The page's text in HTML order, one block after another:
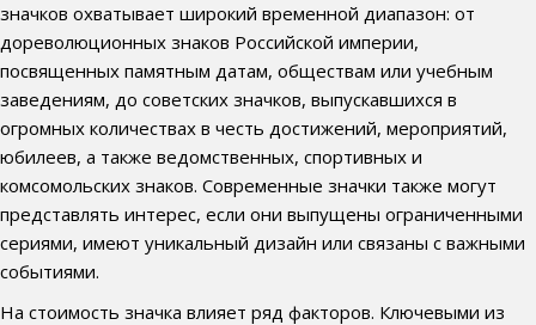
значков охватывает широкий временной диапазон: от
дореволюционных знаков Российской империи,
посвященных памятным датам, обществам или учебным
заведениям, до советских значков, выпускавшихся в
огромных количествах в честь достижений, мероприятий,
юбилеев, а также ведомственных, спортивных и
комсомольских знаков. Современные значки также могут
представлять интерес, если они выпущены ограниченными
сериями, имеют уникальный дизайн или связаны с важными
событиями.
На стоимость значка влияет ряд факторов. Ключевыми из